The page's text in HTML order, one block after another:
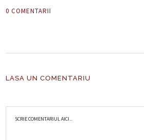
0 COMENTARII
LASA UN COMENTARIU